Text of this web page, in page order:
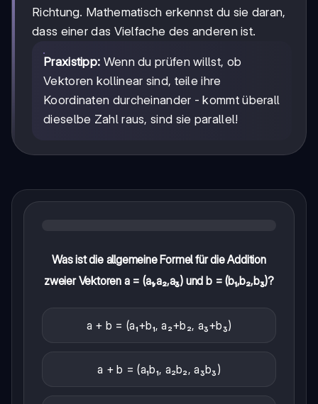
Richtung. Mathematisch erkennst du sie daran,
dass einer das Vielfache des anderen ist.
Praxistipp: Wenn du prüfen willst, ob
Vektoren kollinear sind, teile ihre
Koordinaten durcheinander - kommt überall
dieselbe Zahl raus, sind sie parallel!
Was ist die allgemeine Formel für die Addition
zweier Vektoren a = (a₁,a₂,a₃) und b = (b₁,b₂,b₃)?
a + b = (a₁+b₁, a₂+b₂, a₃+b₃)
a + b = (a₁b₁, a₂b₂, a₃b₃)